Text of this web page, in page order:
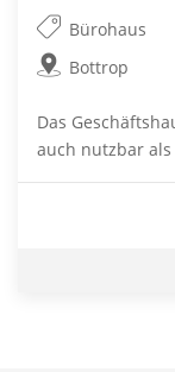
Bürohaus
Bottrop
Das
auch nutzbar als